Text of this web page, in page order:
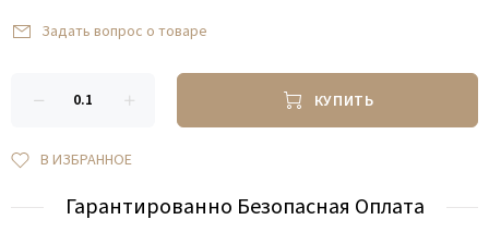
Задать вопрос о товаре
КУПИТЬ
В ИЗБРАННОЕ
Гарантированно Безопасная Оплата